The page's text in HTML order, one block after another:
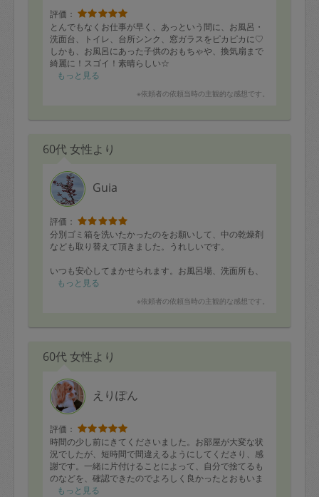
評価：
とんでもなくお仕事が早く、あっという間に、お風呂・
洗面台、トイレ、台所シンク、窓ガラスをピカピカに♡
しかも、お風呂にあった子供のおもちゃや、換気扇まで
綺麗に！スゴイ！素晴らしい☆
もくもくとやってくださるので、娘とテレビタイムや、
したいです！いや、します！
もっと見る
※依頼者の依頼当時の主観的な感想です。
60代 女性より
Guia
評価：
分別ゴミ箱を洗いたかったのをお願いして、中の乾燥剤
なども取り替えて頂きました。うれしいです。
いつも安心してまかせられます。お風呂場、洗面所も、
鏡や天井もスッキリします。ありがとうございます
もっと見る
※依頼者の依頼当時の主観的な感想です。
60代 女性より
えりぽん
評価：
時間の少し前にきてくださいました。お部屋が大変な状
況でしたが、短時間で間違えるようにしてくださり、感
謝です。一緒に片付けることによって、自分で捨てるも
のなどを、確認できたのでよろしく良かったとおもいま
した。
もっと見る